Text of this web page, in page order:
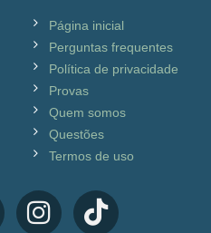
Página inicial
Perguntas frequentes
Política de privacidade
Provas
Quem somos
Questões
Termos de uso